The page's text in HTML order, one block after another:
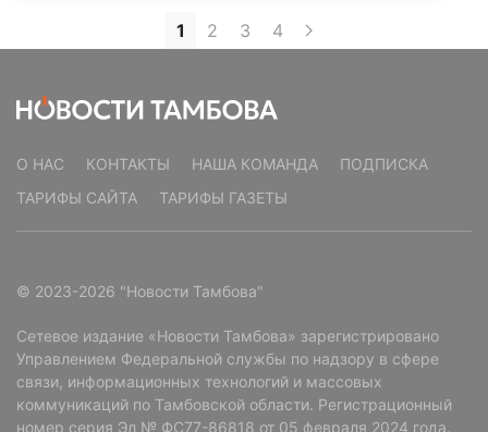
1 2 3 4
О НАС КОНТАКТЫ НАША КОМАНДА
ПОДПИСКА
ТАРИФЫ САЙТА
ТАРИФЫ ГАЗЕТЫ
© 2023-2026 "Новости Тамбова"
Сетевое издание «Новости Тамбова» зарегистрировано
Управлением Федеральной службы по надзору в сфере
связи, информационных технологий и массовых
коммуникаций по Тамбовской области. Регистрационный
номер серия Эл № ФС77-86818 от 05 февраля 2024 года.